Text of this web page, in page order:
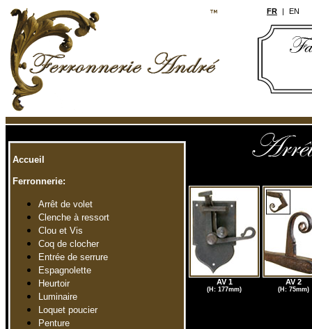
FR | EN
Accueil
Ferronnerie:
Arrêt de volet
Clenche à ressort
Clou et Vis
Coq de clocher
Entrée de serrure
Espagnolette
Heurtoir
Luminaire
Loquet poucier
Penture
AV 1
(H: 177mm)
AV 2
(H: 75mm)